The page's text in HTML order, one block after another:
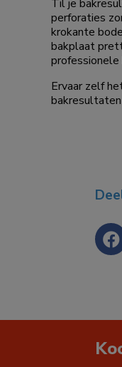
Til je
perforaties
krokante
bakplaat
professionele
Ervaar zelf
bakresultaten
